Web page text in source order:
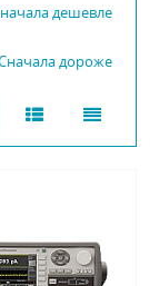
Сначала дешевле
Сначала дороже